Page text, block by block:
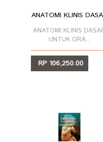
ANATOMI KLINIS
ANATOMI KLINIS
UNTUK ORA...
RP 106,250.00